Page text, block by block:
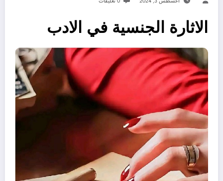
الاثارة الجنسية في الادب